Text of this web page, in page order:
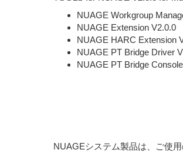
NUAGE Workgroup
NUAGE Extension V2.0.0
NUAGE HARC Extension
NUAGE PT Bridge Driver
NUAGE PT Bridge
NUAGEシステム製品は、ご使